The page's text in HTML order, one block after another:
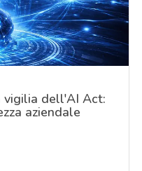
vigilia dell'AI Act:
aziendale